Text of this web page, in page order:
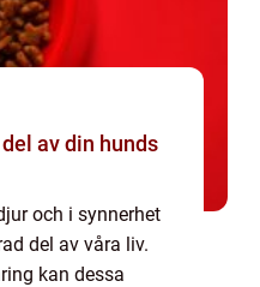
av din hunds
och i synnerhet
del av våra liv.
kan dessa